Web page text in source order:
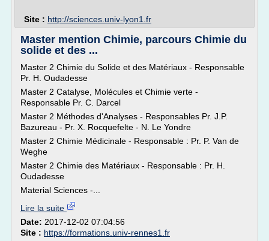
Site : http://sciences.univ-lyon1.fr
Master mention Chimie, parcours Chimie du
solide et des ...
Master 2 Chimie du Solide et des Matériaux - Responsable
Pr. H. Oudadesse
Master 2 Catalyse, Molécules et Chimie verte -
Responsable Pr. C. Darcel
Master 2 Méthodes d'Analyses - Responsables Pr. J.P.
Bazureau - Pr. X. Rocquefelte - N. Le Yondre
Master 2 Chimie Médicinale - Responsable : Pr. P. Van de
Weghe
Master 2 Chimie des Matériaux - Responsable : Pr. H.
Oudadesse
Material Sciences -...
Lire la suite
Date: 2017-12-02 07:04:56
Site : https://formations.univ-rennes1.fr